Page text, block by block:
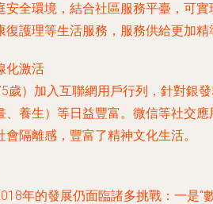
全環境，結合社區服務平臺，可
護理等生活服務，服務供給更加精
化激活
歲）加入互聯網用戶行列，針對
、養生）等日益豐富。微信等社交
隔離感，豐富了精神文化生活。
年的發展仍面臨諸多挑戰：一是